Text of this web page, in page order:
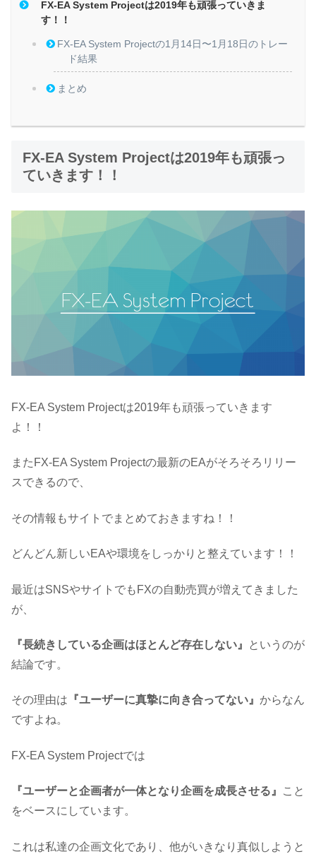
FX-EA System Projectは2019年も頑張っていきま
す！！
FX-EA System Projectの1月14日〜1月18日のトレー
ド結果
まとめ
FX-EA System Projectは2019年も頑張っ
ていきます！！
FX-EA System Projectは2019年も頑張っていきます
よ！！
またFX-EA System Projectの最新のEAがそろそろリリー
スできるので、
その情報もサイトでまとめておきますね！！
どんどん新しいEAや環境をしっかりと整えています！！
最近はSNSやサイトでもFXの自動売買が増えてきました
が、
『長続きしている企画はほとんど存在しない』
というのが
結論です。
その理由は 『ユーザーに真摯に向き合ってない』 からなん
ですよね。
FX-EA System Projectでは
『ユーザーと企画者が一体となり企画を成長させる』
こと
をベースにしています。
これは私達の企画文化であり、他がいきなり真似しようと